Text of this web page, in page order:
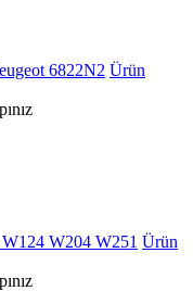
6822N2 Ürün
W204 W251 Ürün